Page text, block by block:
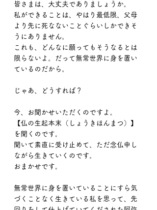
皆さまは、大丈夫でありましょうか。
私ができることは、やはり最低限、父母
より先に死なないことぐらいしかできそ
うにありません。
これも、どんなに願ってもそうなるとは
限らないよ。だって無常世界に身を置い
ているのだから。
じゃあ、どうすれば？
今、お聞かせいただくのですよ。
【仏の生起本末（しょうきほんまつ）】
を聞くのです。
聞いて素直に受け止めて、ただ念仏申し
ながら生きていくのです。
おまかせです。
無常世界に身を置いていることにすら気
づくことなく生きている私を思って、先